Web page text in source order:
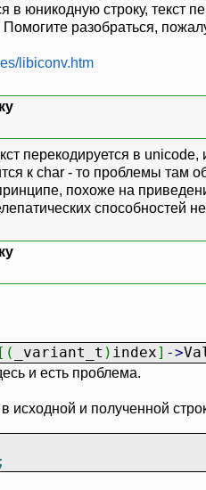
в юникодную строку, текст
разобраться,
libiconv.htm
перекодируется в unicode,
к char - то проблемы там
похоже на
способностей не
[ ( _variant_t ) index] ->
и есть проблема.
и полученной
;